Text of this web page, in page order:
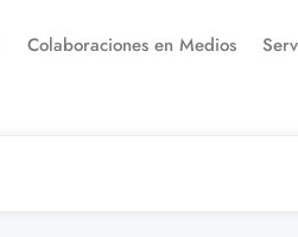
Colaboraciones en Medios